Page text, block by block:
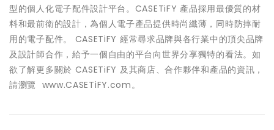
型的個人化電子配件設計平台。CASETiFY 產品採用最優質的材
料和最前衛的設計，為個人電子產品提供時尚纖薄，同時防摔耐
用的電子配件。 CASETiFY 經常尋求品牌與各行業中的頂尖品牌
及設計師合作，給予一個自由的平台向世界分享獨特的看法。如
欲了解更多關於 CASETiFY 及其商店、合作夥伴和產品的資訊，
請瀏覽 www.CASETiFY.com。